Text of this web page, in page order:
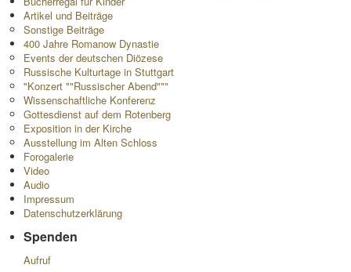
Artikel und Beiträge
Sonstige Beiträge
400 Jahre Romanow Dynastie
Events der deutschen Diözese
Russische Kulturtage in Stuttgart
"Konzert ""Russischer Abend"""
Wissenschaftliche Konferenz
Gottesdienst auf dem Rotenberg
Exposition in der Kirche
Ausstellung im Alten Schloss
Forogalerie
Video
Audio
Impressum
Datenschutzerklärung
Spenden
Aufruf